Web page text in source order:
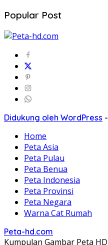
Popular Post
Didukung oleh WordPress -
Home
Peta Asia
Peta Pulau
Peta Benua
Peta Indonesia
Peta Provinsi
Peta Negara
Warna Cat Rumah
Peta-hd.com
Kumpulan Gambar Peta HD